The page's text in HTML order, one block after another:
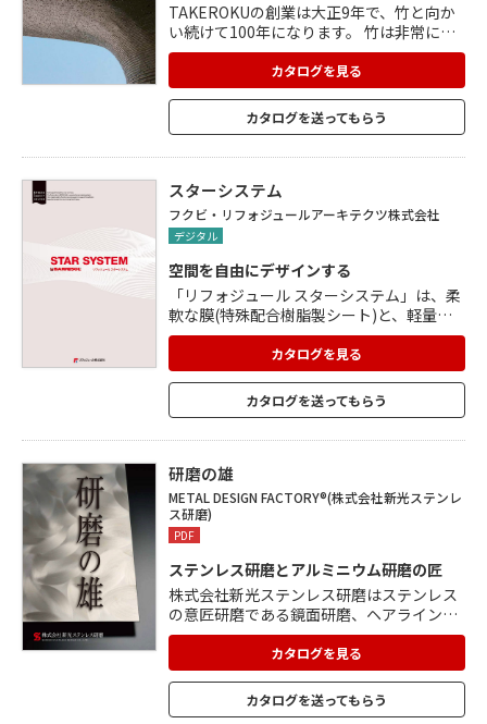
TAKEROKUの創業は大正9年で、竹と向か
い続けて100年になります。 竹は非常に優
秀でサステナブルな素材ですが、「虫がつ
きやすい・カビが生えやすい・割れやす
い」という欠点がありました。 TAKEROK
Uでは試行錯誤を繰り返し、欠点をひとつ
ずつ克服。 竹に強度と耐久性を持たせるこ
ける高い技術で、さまざまな製品づくりに
取り組んでいます。
カタログを見る
カタログを送ってもらう
スターシステム
フクビ・リフォジュールアーキテクツ株式会社
デジタル
空間を自由にデザインする
「リフォジュール スターシステム」は、柔
軟な膜(特殊配合樹脂製シート)と、軽量な
フレームから構成されており、あらゆる構
造物の制作が可能。 光や印刷と組み合わせ
ることで、さまざまな建物をより一層クリ
エイティブな空間にすることができます。
多彩な半透明タイプのシートから光が流れ
自由に表現できます。
カタログを見る
カタログを送ってもらう
研磨の雄
METAL DESIGN FACTORY®(株式会社新光ステンレ
ス研磨)
PDF
ステンレス研磨とアルミニウム研磨の匠
株式会社新光ステンレス研磨はステンレス
の意匠研磨である鏡面研磨、ヘアライン研
磨、バイブレーション研磨などを長年手掛
けてきた中でアルミニウムの研磨も行い、
両素材の新しい表情を引き出すべくオリジ
ナルな研磨を創出。職人の確かな腕により
完成された研磨技術はデザイナーのイメー
カタログを見る
カタログを送ってもらう